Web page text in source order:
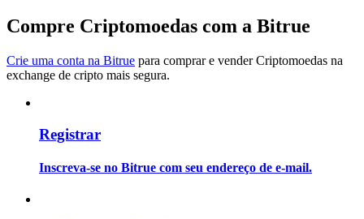
Guia
Compre Criptomoedas com a Bitrue
Crie uma conta na Bitrue para comprar e vender Criptomoedas na
exchange de cripto mais segura.
Registrar
Inscreva-se no Bitrue com seu endereço de e-mail.